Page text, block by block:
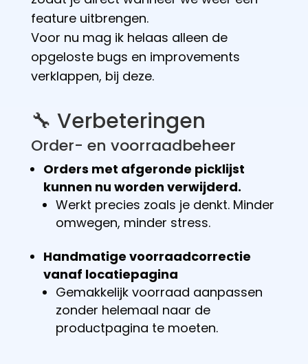
feature uitbrengen.
Voor nu mag ik helaas alleen de
opgeloste bugs en improvements
verklappen, bij deze.
🔧 Verbeteringen
Order- en voorraadbeheer
Orders met afgeronde picklijst
kunnen nu worden verwijderd.
Werkt precies zoals je denkt. Minder
omwegen, minder stress.
Handmatige voorraadcorrectie
vanaf locatiepagina
Gemakkelijk voorraad aanpassen
zonder helemaal naar de
productpagina te moeten.